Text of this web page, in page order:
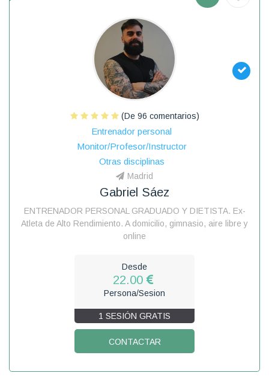
(De 96 comentarios)
Entrenador personal
Monitor/Profesor/Instructor
Otras disciplinas
Madrid
Gabriel Sáez
ENTRENADOR PERSONAL GRADUADO Y DIETISTA. Ex-
Atleta de Alto Rendimiento. A domicilio, gimnasio, aire libre y
online
Desde
22.00
Persona/Sesion
1 SESIÓN GRATIS
CONTACTAR